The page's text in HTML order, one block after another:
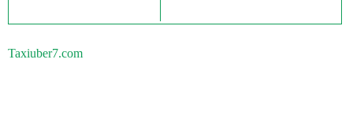
Taxiuber7.com